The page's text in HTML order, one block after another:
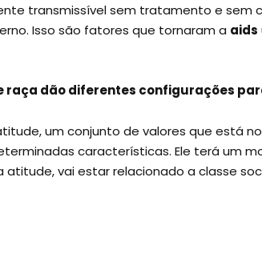
transmissível sem tratamento e sem
Isso são fatores que tornaram a aids
raça dão diferentes configurações
um conjunto de valores que está
características. Ele terá um
vai estar relacionado a classe